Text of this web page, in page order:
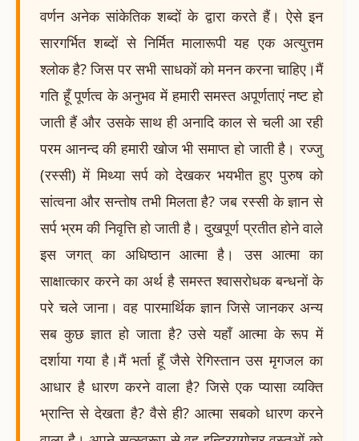
वर्णन अनेक सांकेतिक शब्दों के द्वारा करते हैं। ऐसे इन
सारगर्भित शब्दों से निर्मित मालारूपी यह एक अत्युत्तम
श्लोक है? जिस पर सभी साधकों को मनन करना चाहिए।मैं
गति हूँ पूर्णत्व के अनुभव में हमारी समस्त अपूर्णताएं नष्ट हो
जाती हैं और उसके साथ ही अनादि काल से चली आ रही
परम आनन्द की हमारी खोज भी समाप्त हो जाती है। रज्जु
(रस्सी) में मिथ्या सर्प को देखकर भयभीत हुए पुरुष को
सांत्वना और सन्तोष तभी मिलता है? जब रस्सी के ज्ञान से
सर्प भ्रम की निवृत्ति हो जाती है। दुखपूर्ण प्रतीत होने वाले
इस जगत् का अधिष्ठान आत्मा है। उस आत्मा का
साक्षात्कार करने का अर्थ है समस्त श्वासरोधक बन्धनों के
परे चले जाना। वह पारमार्थिक ज्ञान जिसे जानकर अन्य
सब कुछ ज्ञात हो जाता है? उसे यहाँ आत्मा के रूप में
दर्शाया गया है।मैं भर्ता हूँ जैसे रेगिस्तान उस मृगजल का
आधार है धारण करने वाला है? जिसे एक प्यासा व्यक्ति
भ्रान्ति से देखता है? वैसे ही? आत्मा सबको धारण करने